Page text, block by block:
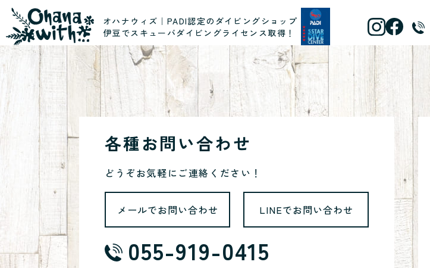
オハナウィズ｜PADI認定のダイビングショップ
伊豆でスキューバダイビングライセンス取得！
各種お問い合わせ
どうぞお気軽にご連絡ください！
メールでお問い合わせ LINEでお問い合わせ
055-919-0415